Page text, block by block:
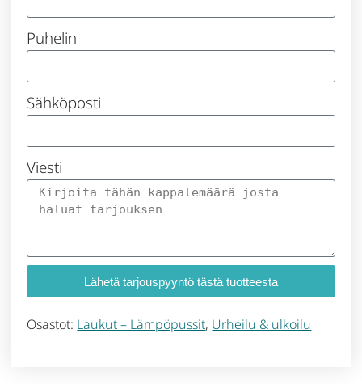
Puhelin
Sähköposti
Viesti
Lähetä tarjouspyyntö tästä tuotteesta
Osastot: Laukut – Lämpöpussit, Urheilu & ulkoilu